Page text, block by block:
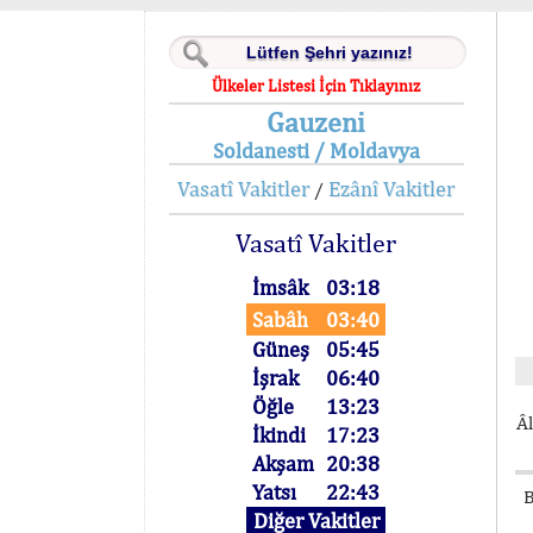
Ülkeler Listesi İçin Tıklayınız
Gauzeni
Soldanesti / Moldavya
Vasatî Vakitler/ Ezânî Vakitler
Vasatî Vakitler
İmsâk
03:18
Sabâh
03:40
Güneş
05:45
İşrak
06:40
Öğle
13:23
İkindi
17:23
Akşam 20:38
Yatsı
22:43
Diğer Vakitler